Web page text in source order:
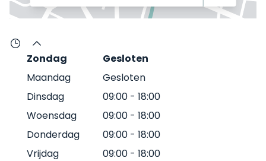
Zondag
Gesloten
Maandag
Gesloten
Dinsdag
09:00 - 18:00
Woensdag
09:00 - 18:00
Donderdag
09:00 - 18:00
Vrijdag
09:00 - 18:00